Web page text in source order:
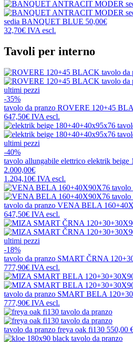
sedia BANQUET BLUE 50,00€
32,70€ IVA escl.
Tavoli per interno
ultimi pezzi
-35%
tavolo da pranzo ROVERE 120+45
647,50€ IVA escl.
ultimi pezzi
-40%
tavolo allungabile elettrico elektrik beige
2.000,00€
1.204,10€ IVA escl.
tavolo da pranzo VENA BELA
647,50€ IVA escl.
ultimi pezzi
-18%
tavolo da pranzo SMART ČRNA
777,90€ IVA escl.
tavolo da pranzo SMART BELA
777,90€ IVA escl.
tavolo da pranzo freya oak fi130 550,00